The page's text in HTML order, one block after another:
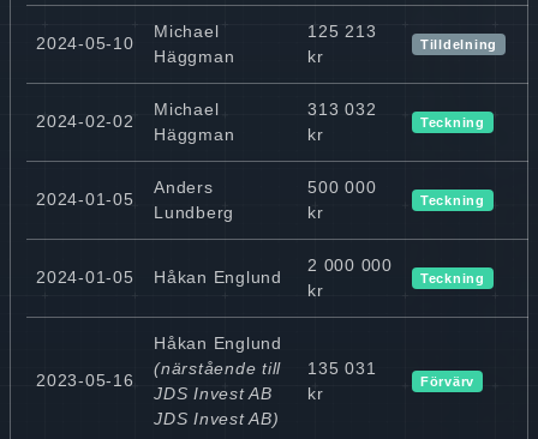
2024-05-10
Michael
Häggman
125 213
kr
Tilldelning
2024-02-02
Michael
Häggman
313 032
kr
Teckning
2024-01-05
Anders
Lundberg
500 000
kr
Teckning
2024-01-05 Håkan Englund
2 000 000
kr
Teckning
2023-05-16
Håkan Englund
(närstående till
JDS Invest AB
JDS Invest AB)
135 031
kr
Förvärv